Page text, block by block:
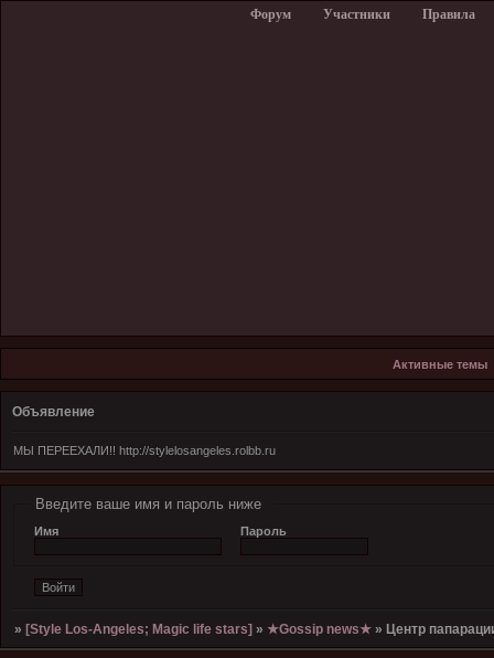
Форум Участники Правила
Активные темы
Объявление
МЫ ПЕРЕЕХАЛИ!! http://stylelosangeles.rolbb.ru
Введите ваше имя и пароль ниже
Имя Пароль
»[Style Los-Angeles; Magic life stars] »★Gossip news★ »Центр